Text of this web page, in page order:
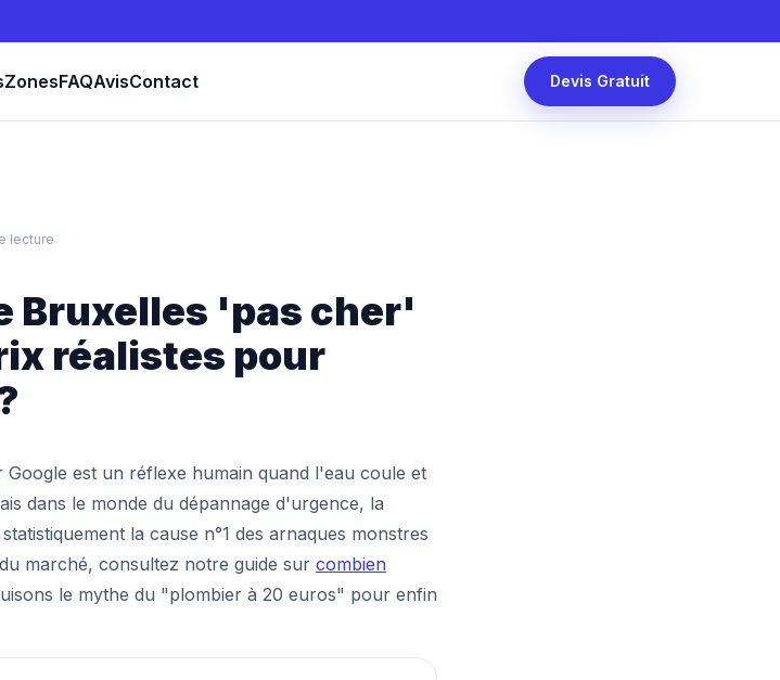
ZonesFAQAvisContact Devis Gratuit
lecture
Bruxelles 'pas cher'
réalistes pour
est un réflexe humain quand l'eau coule et
dans le monde du dépannage d'urgence, la
la cause n°1 des arnaques monstres
marché, consultez notre guide sur combien
le mythe du "plombier à 20 euros" pour enfin